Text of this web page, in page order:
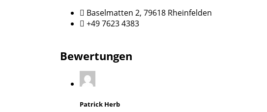
Baselmatten 2, 79618 Rheinfelden
+49 7623 4383
Bewertungen
Patrick Herb